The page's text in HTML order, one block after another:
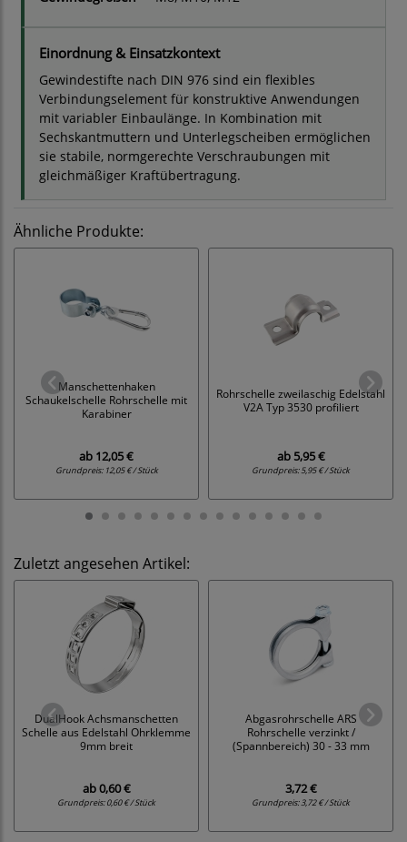
Einordnung & Einsatzkontext
Gewindestifte nach DIN 976 sind ein flexibles
Verbindungselement für konstruktive Anwendungen
mit variabler Einbaulänge. In Kombination mit
Sechskantmuttern und Unterlegscheiben ermöglichen
sie stabile, normgerechte Verschraubungen mit
gleichmäßiger Kraftübertragung.
Ähnliche Produkte:
Manschettenhaken
Schaukelschelle Rohrschelle mit
Karabiner
ab 12,05 €
Grundpreis: 12,05 € / Stück
Rohrschelle zweilaschig Edelstahl
V2A Typ 3530 profiliert
ab5,95 €
Grundpreis:5,95 € / Stück
Zuletzt angesehen Artikel:
DualHook Achsmanschetten
Schelle aus Edelstahl Ohrklemme
9mm breit
ab0,60 €
Grundpreis:0,60 € / Stück
Abgasrohrschelle ARS
Rohrschelle verzinkt /
(Spannbereich) 30 - 33 mm
3,72 €
Grundpreis:3,72 € / Stück